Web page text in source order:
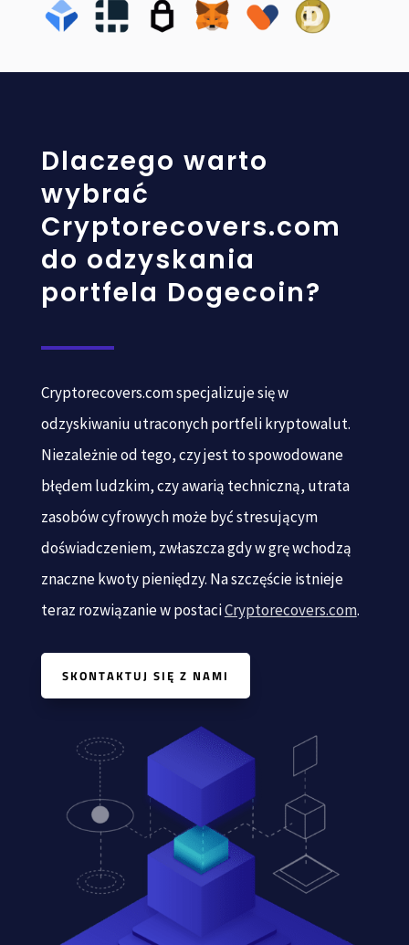
Dlaczego warto
wybrać
Cryptorecovers.com
do odzyskania
portfela Dogecoin?
Cryptorecovers.com specjalizuje się w
odzyskiwaniu utraconych portfeli kryptowalut.
Niezależnie od tego, czy jest to spowodowane
błędem ludzkim, czy awarią techniczną, utrata
zasobów cyfrowych może być stresującym
doświadczeniem, zwłaszcza gdy w grę wchodzą
znaczne kwoty pieniędzy. Na szczęście istnieje
teraz rozwiązanie w postaciCryptorecovers.com.
SKONTAKTUJ SIĘ Z NAMI